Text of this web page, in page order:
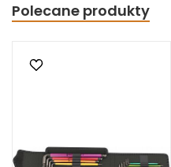
Polecane produkty